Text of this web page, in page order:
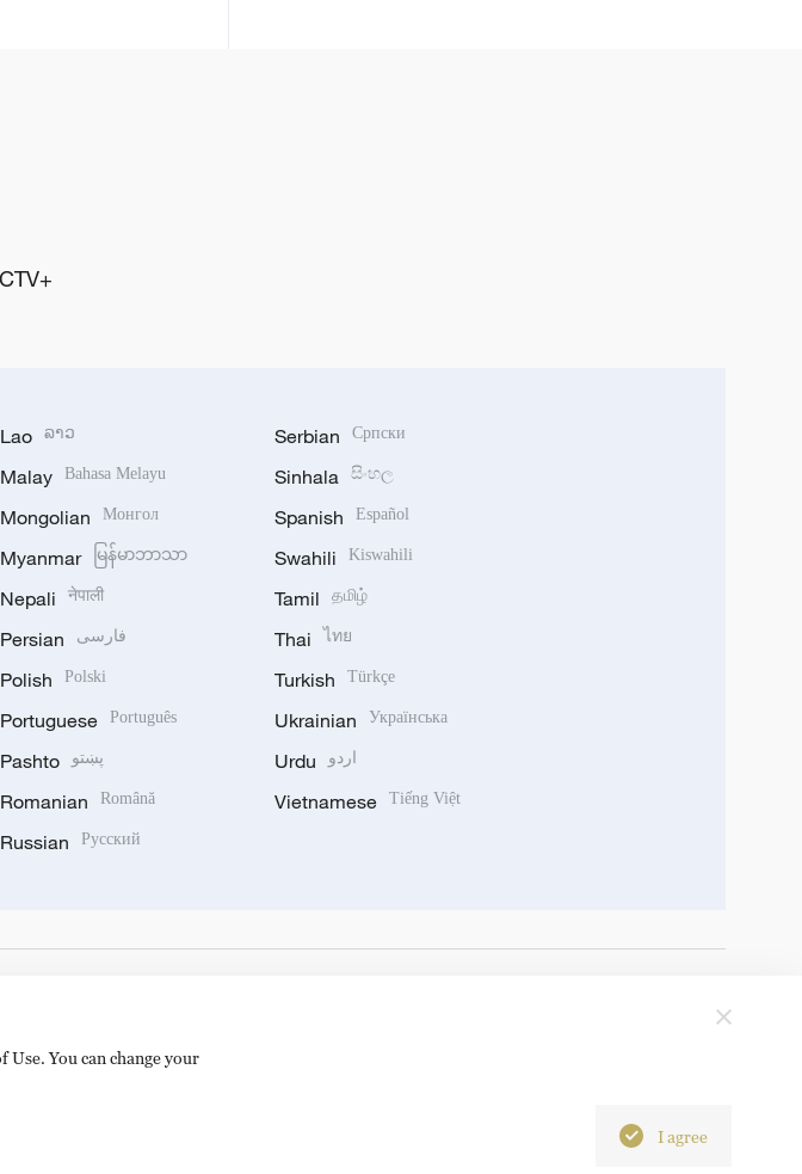
Lao ລາວ
Malay Bahasa Melayu
Mongolian Монгол
Myanmar မြန်မာဘာသာ
Nepali नेपाली
Persian فارسی
Polish Polski
Portuguese Português
Pashto پښتو
Romanian Română
Russian Русский
Serbian Српски
Sinhala සිංහල
Spanish Español
Swahili Kiswahili
Tamil தமிழ்
Thai ไทย
Turkish Türkçe
Ukrainian Українська
Urdu اردو
Vietnamese Tiếng Việt
You can change your
I agree